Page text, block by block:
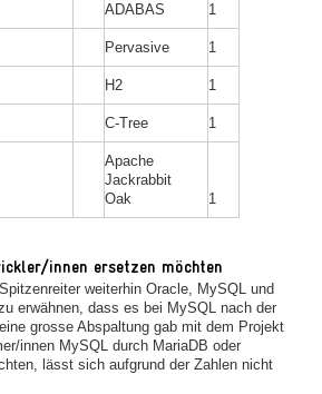
ADABAS 1
Pervasive 1
H2 1
C-Tree 1
Apache
Jackrabbit
Oak
1
innen ersetzen möchten
weiterhin Oracle, MySQL und
erwähnen, dass es bei MySQL nach der
grosse Abspaltung gab mit dem Projekt
innen MySQL durch MariaDB oder
lässt sich aufgrund der Zahlen nicht